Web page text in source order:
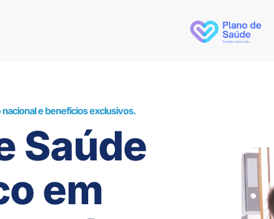
e benefícios exclusivos.
Saúde
em